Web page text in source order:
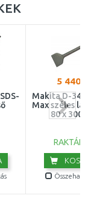
5 440
Makita D-
Max széles
80 x 300